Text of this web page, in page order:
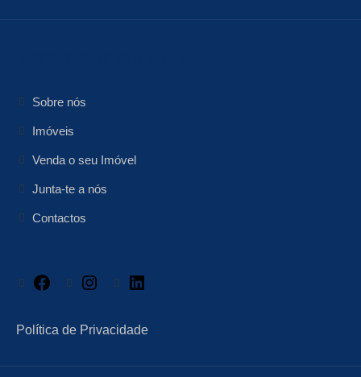
Sobre nós
Imóveis
Venda o seu Imóvel
Junta-te a nós
Contactos
Facebook Instagram
Política de Privacidade